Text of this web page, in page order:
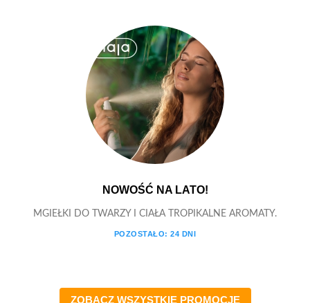
NOWOŚĆ NA LATO!
MGIEŁKI DO TWARZY I CIAŁA TROPIKALNE AROMATY.
POZOSTAŁO:24 DNI
ZOBACZ WSZYSTKIE PROMOCJE